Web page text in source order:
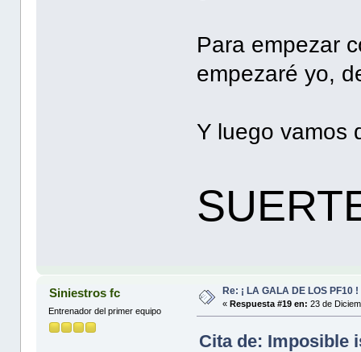
Para empezar
empezaré yo,
Y luego vamos
Siniestros fc
Entrenador del primer equipo
Re: ¡ LA GALA DE LOS PF10 !
«Respuesta #19 en: 23 de
Cita de: Imposible